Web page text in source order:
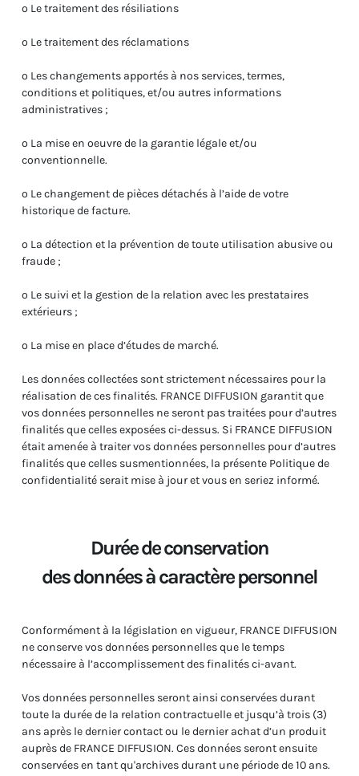
o Le traitement des résiliations
o Le traitement des réclamations
o Les changements apportés à nos services, termes,
conditions et politiques, et/ou autres informations
administratives ;
o La mise en oeuvre de la garantie légale et/ou
conventionnelle.
o Le changement de pièces détachés à l’aide de votre
historique de facture.
o La détection et la prévention de toute utilisation abusive ou
fraude ;
o Le suivi et la gestion de la relation avec les prestataires
extérieurs ;
o La mise en place d’études de marché.
Les données collectées sont strictement nécessaires pour la
réalisation de ces finalités. FRANCE DIFFUSION garantit que
vos données personnelles ne seront pas traitées pour d’autres
finalités que celles exposées ci-dessus. Si FRANCE DIFFUSION
était amenée à traiter vos données personnelles pour d’autres
finalités que celles susmentionnées, la présente Politique de
confidentialité serait mise à jour et vous en seriez informé.
Durée de conservation
des données à caractère personnel
Conformément à la législation en vigueur, FRANCE DIFFUSION
ne conserve vos données personnelles que le temps
nécessaire à l’accomplissement des finalités ci-avant.
Vos données personnelles seront ainsi conservées durant
toute la durée de la relation contractuelle et jusqu’à trois (3)
ans après le dernier contact ou le dernier achat d’un produit
auprès de FRANCE DIFFUSION. Ces données seront ensuite
conservées en tant qu'archives durant une période de 10 ans.